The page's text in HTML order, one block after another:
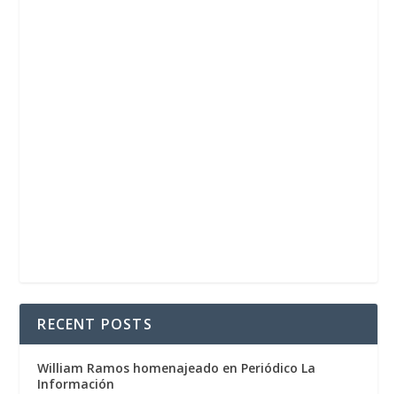
RECENT POSTS
William Ramos homenajeado en Periódico La
Información